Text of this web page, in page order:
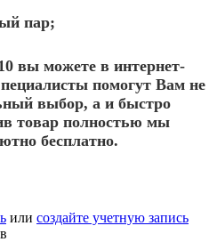
пар;
вы можете в интернет-
помогут Вам не
выбор, а и быстро
товар полностью мы
бесплатно.
или создайте учетную запись